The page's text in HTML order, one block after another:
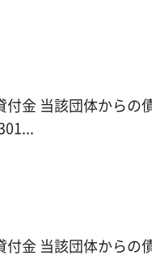
付金 当該団体からの
付金 当該団体からの